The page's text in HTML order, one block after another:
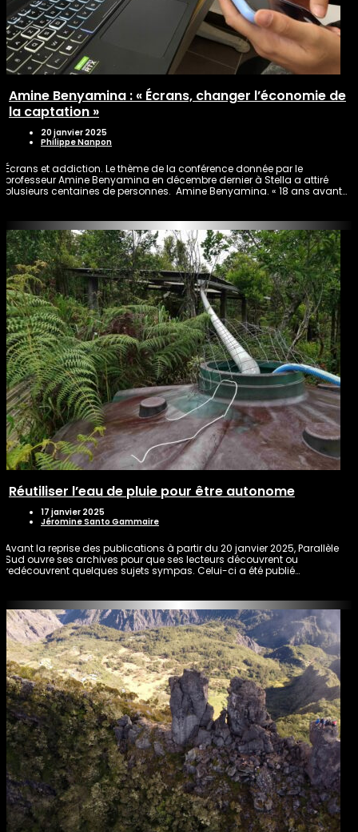
Amine Benyamina : « Écrans, changer l’économie de
la captation »
20 janvier 2025
Philippe Nanpon
Écrans et addiction. Le thème de la conférence donnée par le
professeur Amine Benyamina en décembre dernier à Stella a attiré
plusieurs centaines de personnes. Amine Benyamina. « 18 ans avant…
Réutiliser l’eau de pluie pour être autonome
17 janvier 2025
Jéromine Santo Gammaire
Avant la reprise des publications à partir du 20 janvier 2025, Parallèle
Sud ouvre ses archives pour que ses lecteurs découvrent ou
redécouvrent quelques sujets sympas. Celui-ci a été publié…